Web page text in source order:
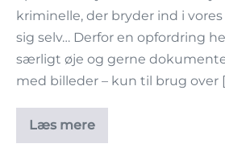
kriminelle, der bryder ind i
sig selv… Derfor en opfordring
særligt øje og gerne
med billeder – kun til brug over
Læs mere